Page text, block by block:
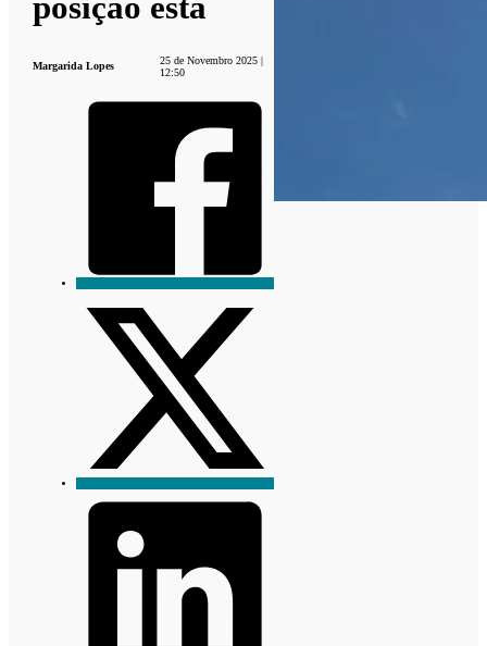
Margarida Lopes
25 de Novembro 2025 |
12:50